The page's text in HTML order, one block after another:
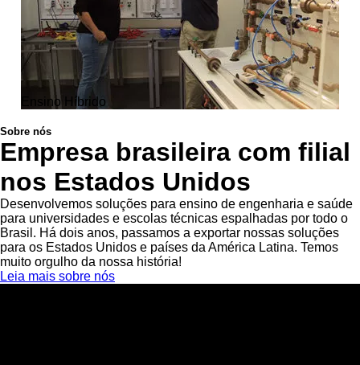
Ensino Híbrido
Sobre nós
Empresa brasileira com filial
nos Estados Unidos
Desenvolvemos soluções para ensino de engenharia e saúde
para universidades e escolas técnicas espalhadas por todo o
Brasil. Há dois anos, passamos a exportar nossas soluções
para os Estados Unidos e países da América Latina. Temos
muito orgulho da nossa história!
Leia mais sobre nós